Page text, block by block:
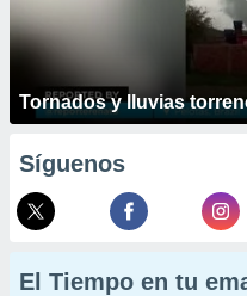
Tornados y lluvias
Síguenos
El Tiempo en tu